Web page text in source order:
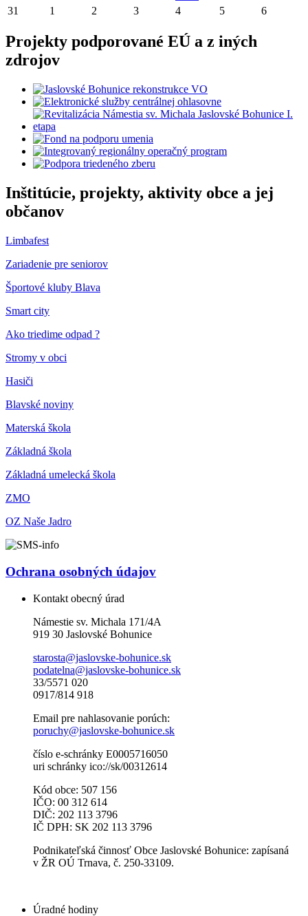
31 1 2 3 4 5 6
Projekty podporované EÚ a z iných
zdrojov
Inštitúcie, projekty, aktivity obce a jej
občanov
Limbafest
Zariadenie pre seniorov
Športové kluby Blava
Smart city
Ako triedime odpad ?
Stromy v obci
Hasiči
Blavské noviny
Materská škola
Základná škola
Základná umelecká škola
ZMO
OZ Naše Jadro
Ochrana osobných údajov
Kontakt obecný úrad
Námestie sv. Michala 171/4A
919 30 Jaslovské Bohunice
starosta@jaslovske-bohunice.sk
podatelna@jaslovske-bohunice.sk
33/5571 020
0917/814 918
Email pre nahlasovanie porúch:
poruchy@jaslovske-bohunice.sk
číslo e-schránky E0005716050
uri schránky ico://sk/00312614
Kód obce: 507 156
IČO: 00 312 614
DIČ: 202 113 3796
IČ DPH: SK 202 113 3796
Podnikateľská činnosť Obce Jaslovské Bohunice: zapísaná
v ŽR OÚ Trnava, č. 250-33109.
Úradné hodiny